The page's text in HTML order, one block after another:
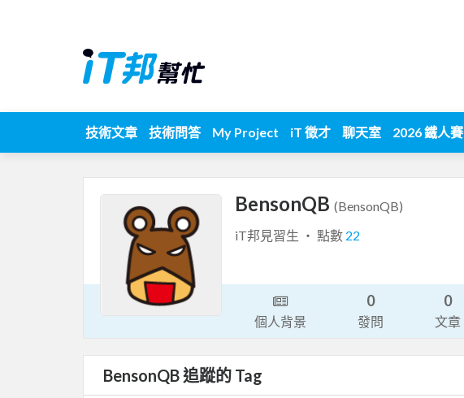
技術文章 技術問答 My Project iT 徵才 聊天室 2026 鐵人賽
BensonQB (BensonQB)
iT邦見習生 ‧ 點數 22
個人背景
0
發問
0
文章
BensonQB 追蹤的 Tag